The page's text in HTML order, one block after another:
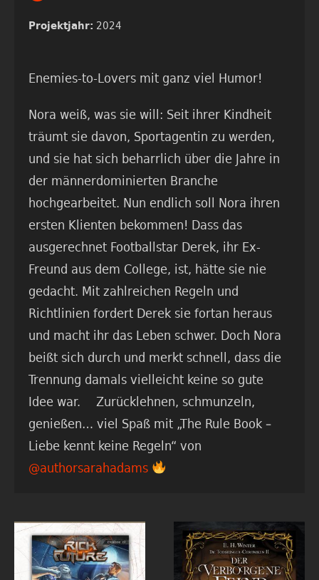
Projektjahr: 2024
Enemies-to-Lovers mit ganz viel Humor!
Nora weiß, was sie will: Seit ihrer Kindheit
träumt sie davon, Sportagentin zu werden,
und sie hat sich beharrlich über die Jahre in
der männerdominierten Branche
hochgearbeitet. Nun endlich soll Nora ihren
ersten Klienten bekommen! Dass das
ausgerechnet Footballstar Derek, ihr Ex-
Freund aus dem College, ist, hätte sie nie
gedacht. Mit zahlreichen Regeln und
Richtlinien fordert Derek sie fortan heraus
und macht ihr das Leben schwer. Doch Nora
beißt sich durch und merkt schnell, dass die
Trennung damals vielleicht keine so gute
Idee war. Zurücklehnen, schmunzeln,
genießen… viel Spaß mit „The Rule Book –
Liebe kennt keine Regeln“ von
@authorsarahadams